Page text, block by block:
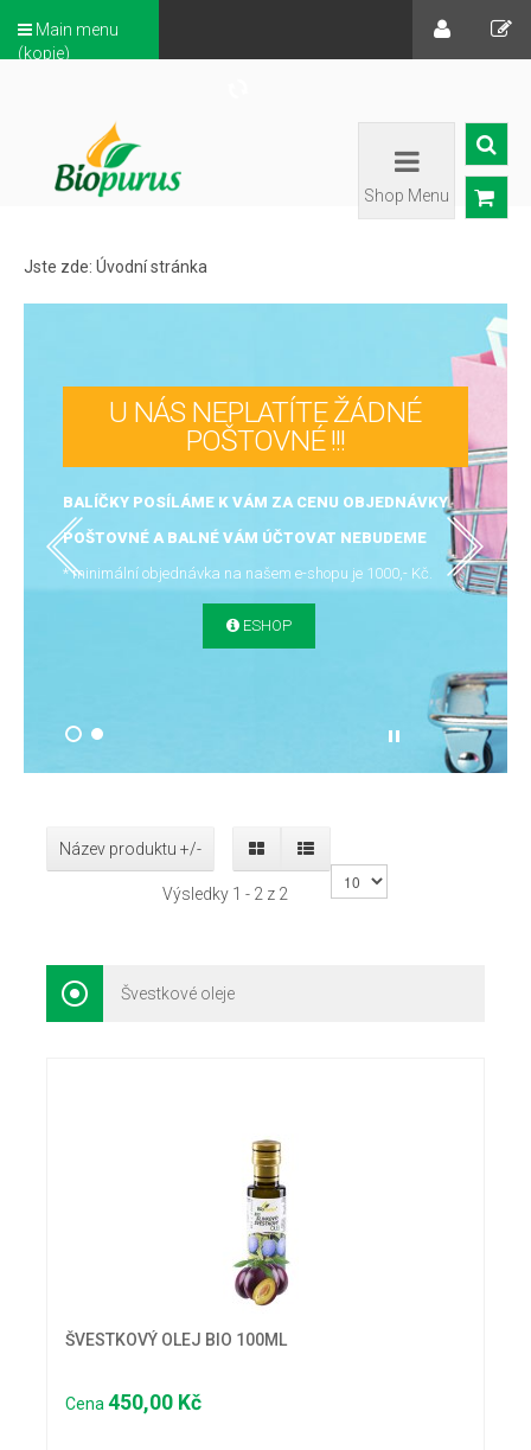
Main menu
(kopie)
Shop Menu
Jste zde: Úvodní stránka
U NÁS NEPLATÍTE ŽÁDNÉ
POŠTOVNÉ !!!
BALÍČKY POSÍLÁME K VÁM ZA CENU OBJEDNÁVKY
POŠTOVNÉ A BALNÉ VÁM ÚČTOVAT NEBUDEME
* minimální objednávka na našem e-shopu je 1000,- Kč.
ESHOP
Název produktu +/-
Výsledky 1 - 2 z 2
Švestkové oleje
ŠVESTKOVÝ OLEJ BIO 100ML
Cena 450,00 Kč